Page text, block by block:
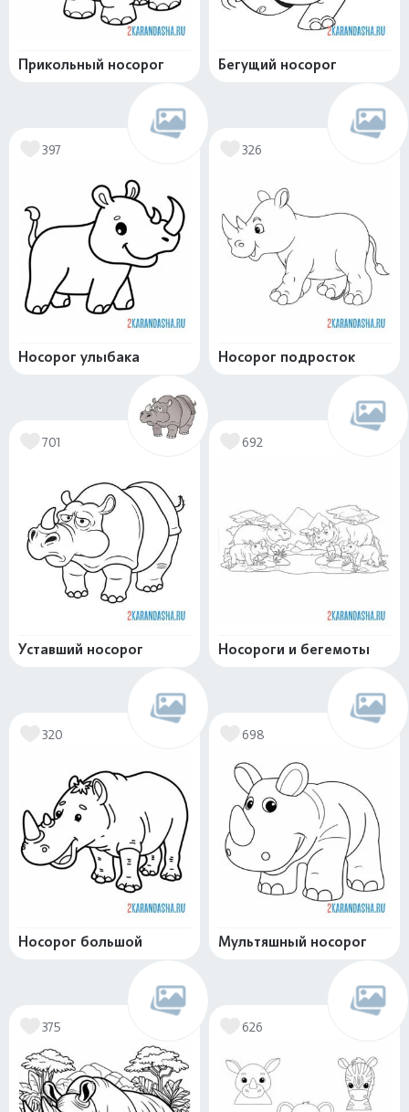
Прикольный носорог Бегущий носорог
397
Носорог улыбака
326
Носорог подросток
701
Уставший носорог
692
Носороги и бегемоты
320
Носорог большой
698
Мультяшный носорог
375 626